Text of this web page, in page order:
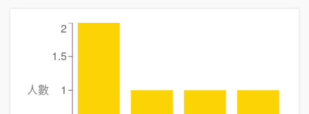
1
1.5
2
人數